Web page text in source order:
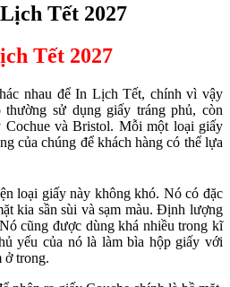
Tết 2027
Tết 2027
nhau để In Lịch Tết, chính vì vậy
sử dụng giấy tráng phủ, còn
và Bristol. Mỗi một loại giấy
của chúng để khách hàng có thể lựa
loại giấy này không khó. Nó có đặc
kia sần sùi và sạm màu. Định lượng
cũng được dùng khá nhiều trong kĩ
yếu của nó là làm bìa hộp giấy với
ở trong.